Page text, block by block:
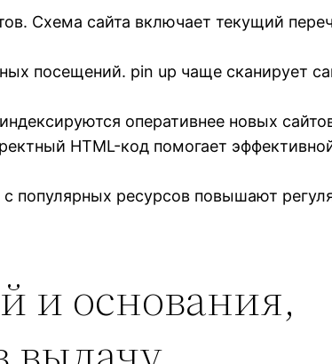
Схема сайта включает текущий
посещений. pin up чаще сканирует
оперативнее новых
HTML-код помогает
популярных ресурсов повышают
и основания,